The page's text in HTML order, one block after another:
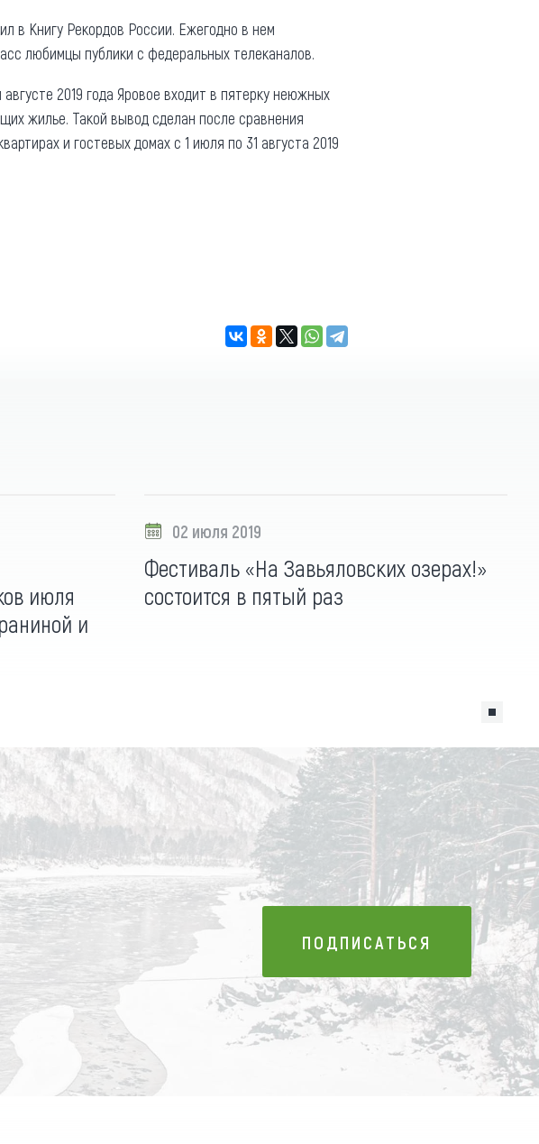
в Книгу Рекордов России. Ежегодно в нем
любимцы публики с федеральных телеканалов.
2019 года Яровое входит в пятерку неюжных
жилье. Такой вывод сделан после сравнения
и гостевых домах c 1 июля по 31 августа 2019
июля
и
02 июля 2019
Фестиваль «На Завьяловских озерах!»
состоится в пятый раз
ПОДПИСАТЬСЯ
ПОДПИСАТЬСЯ